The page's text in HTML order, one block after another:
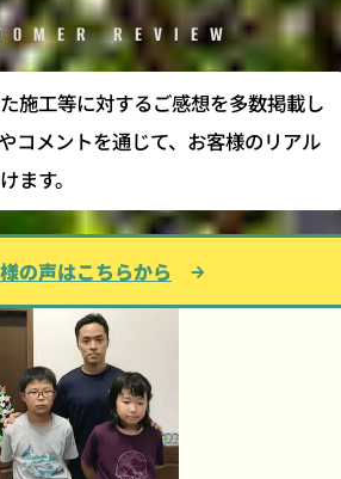
REVIEW
施工等に対するご感想を多数掲載し
コメントを通じて、お客様のリアル
ます。
の声はこちらから